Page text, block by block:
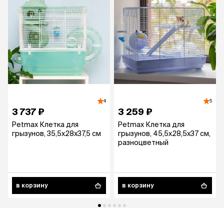
4
3 737 ₽
Petmax Клетка для
грызунов, 35,5х28х37,5 см
в корзину
5
3 259 ₽
Petmax Клетка для
грызунов, 45,5x28,5x37 см,
разноцветный
в корзину